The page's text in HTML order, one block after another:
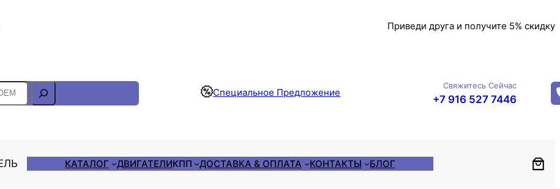
Приведи друга и получите 5% скидку
Специальное Предложение
Свяжитесь Сейчас
+7 916 527 7446
КАТАЛОГ ДВИГАТЕЛИКПП ДОСТАВКА & ОПЛАТА КОНТАКТЫ БЛОГ